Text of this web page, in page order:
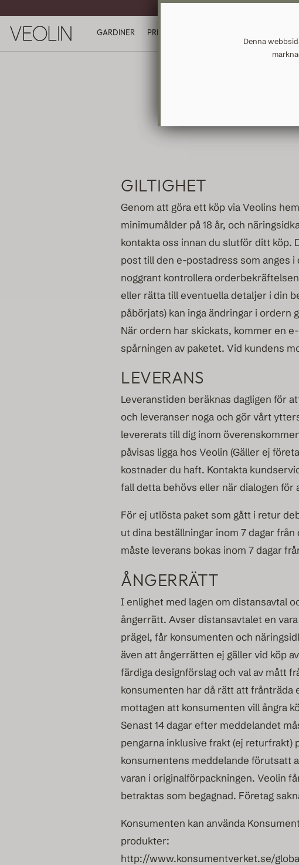
GARDINER PRESENTKORT
GILTIGHET
Genom att göra ett köp via Veolins
minimumålder på 18 år, och
kontakta oss innan du slutför ditt köp.
post till den e-postadress som anges
noggrant kontrollera
eller rätta till eventuella detaljer i din
påbörjats) kan inga ändringar i
När ordern har skickats, kommer en
spårningen av paketet. Vid kundens
LEVERANS
Leveranstiden beräknas dagligen för
och leveranser noga och gör vårt
levererats till dig inom
påvisas ligga hos Veolin (Gäller ej
kostnader du haft. Kontakta
fall detta behövs eller när dialogen
För ej utlösta paket som gått i retur
ut dina beställningar inom 7 dagar
måste leverans bokas inom 7 dagar
ÅNGERRÄTT
I enlighet med lagen om distansavtal
ångerrätt. Avser distansavtalet en
prägel, får konsumenten och
även att ångerrätten ej gäller vid köp
färdiga designförslag och val av mått
konsumenten har då rätt att frånträda
mottagen att konsumenten vill ångra
Senast 14 dagar efter meddelandet
pengarna inklusive frakt (ej returfrakt)
konsumentens meddelande förutsatt
varan i originalförpackningen. Veolin
betraktas som begagnad. Företag
Konsumenten kan använda
produkter:
http://www.konsumentverket.se/
Denna